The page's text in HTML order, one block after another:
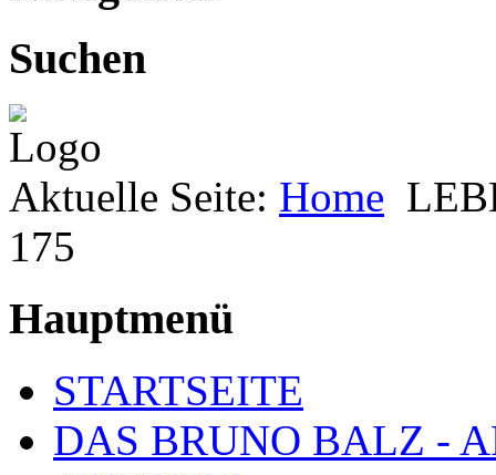
Suchen
Aktuelle Seite: Home
175
Hauptmenü
STARTSEITE
DAS BRUNO BALZ -